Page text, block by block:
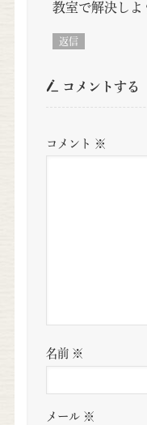
教室で解決し
返信
コメントする
コメント ※
名前 ※
メール ※